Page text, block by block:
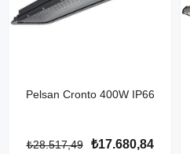
Pelsan Cronto 400W IP66
₺17.680,84
₺28.517,49